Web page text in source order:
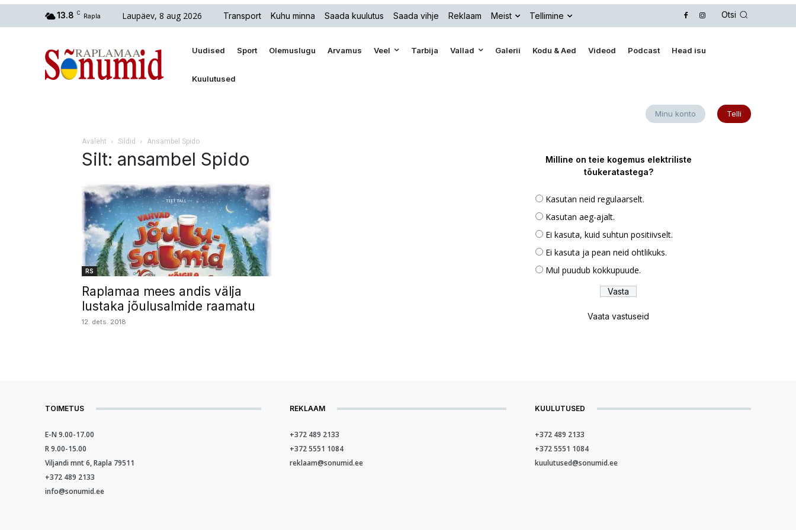
13.8 C Rapla Laupäev, 8 aug 2026 Transport Kuhu minna Saada kuulutus Saada vihje Reklaam Meist Tellimine Otsi
Uudised Sport Olemuslugu Arvamus Veel Tarbija Vallad Galerii Kodu & Aed Videod Podcast Head isu
Kuulutused
Minu konto Telli
Avaleht Sildid Ansambel Spido
Silt: ansambel Spido
RS
Raplamaa mees andis välja
lustaka jõulusalmide raamatu
12. dets. 2018
Milline on teie kogemus elektriliste
tõukeratastega?
Kasutan neid regulaarselt.
Kasutan aeg-ajalt.
Ei kasuta, kuid suhtun positiivselt.
Ei kasuta ja pean neid ohtlikuks.
Mul puudub kokkupuude.
Vaata vastuseid
TOIMETUS
E-N 9.00-17.00
R 9.00-15.00
Viljandi mnt 6, Rapla 79511
+372 489 2133
info@sonumid.ee
REKLAAM
+372 489 2133
+372 5551 1084
reklaam@sonumid.ee
KUULUTUSED
+372 489 2133
+372 5551 1084
kuulutused@sonumid.ee